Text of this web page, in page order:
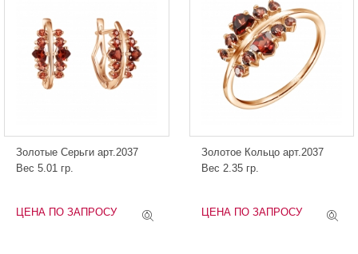
Золотые Серьги арт.2037
Вес 5.01 гр.
ЦЕНА ПО ЗАПРОСУ
Золотое Кольцо арт.2037
Вес 2.35 гр.
ЦЕНА ПО ЗАПРОСУ